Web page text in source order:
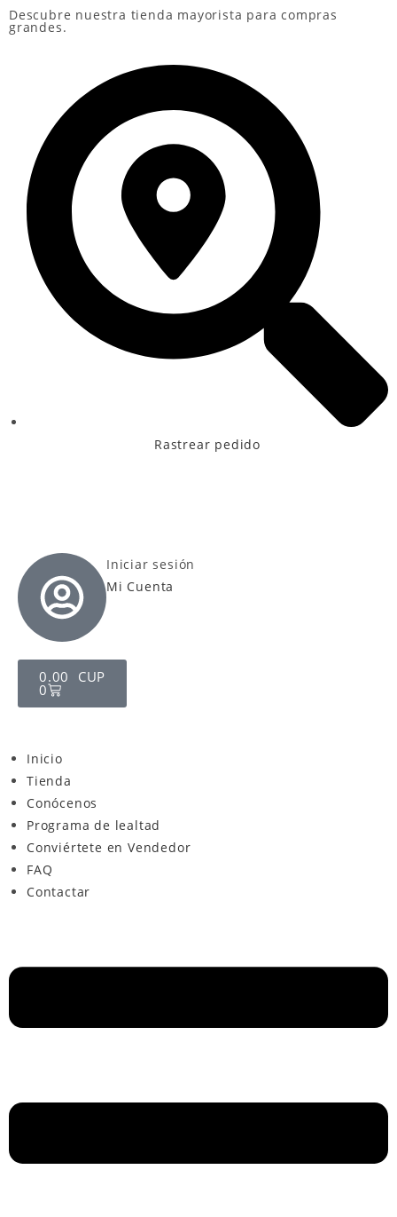
Descubre nuestra tienda mayorista para compras
grandes.
Rastrear pedido
Iniciar sesión
Mi Cuenta
0.00 CUP
0
Inicio
Tienda
Conócenos
Programa de lealtad
Conviértete en Vendedor
FAQ
Contactar